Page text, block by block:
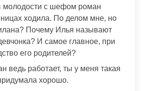
молодости с шефом роман
ходила. По делом мне, но
Почему Илья называют
И самое главное, при
его родителей?
ведь работает, ты у меня такая
хорошо.